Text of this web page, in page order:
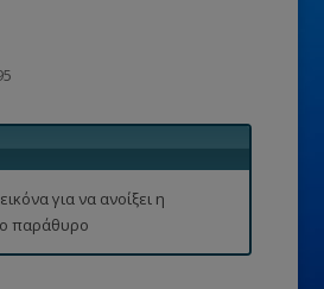
για να ανοίξει η
παράθυρο